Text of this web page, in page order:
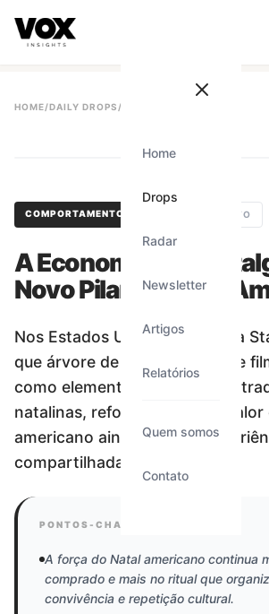
A direção estratégica é liderada por
Home
Drops
Radar
Newsletter
Artigos
Relatórios
Quem somos
Contato
HOME/DAILY DROPS /
COMPORTAMENTO COMPORTAMENTO
A Economia da
Novo Pilar do Natal
Nos Estados Unidos, dados da
que árvore de Natal, músicas e
como elementos centrais das
natalinas, reforçando que o valor
americano ainda está na
compartilhada em família.
PONTOS-CHAVE DO SINAL
A força do Natal americano continua
comprado e mais no ritual que
convivência e repetição cultural.